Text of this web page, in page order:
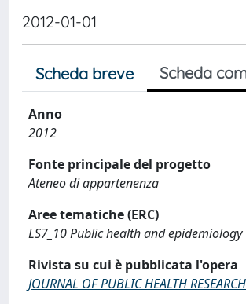
2012-01-01
Scheda breve Scheda
Anno
2012
Fonte principale del progetto
Ateneo di appartenenza
Aree tematiche (ERC)
LS7_10 Public health and epidemiology
Rivista su cui è pubblicata l'opera
JOURNAL OF PUBLIC HEALTH RESEARCH